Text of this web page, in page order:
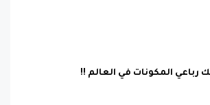
رباعي المكونات في العالم !!